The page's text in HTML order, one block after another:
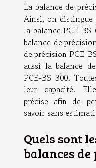
La balance de
Ainsi, on distingue
la balance PCE-
balance de
de précision PCE-
aussi la balance
PCE-BS 300.
leur capacité.
précise afin de
savoir sans
Quels sont
balances de